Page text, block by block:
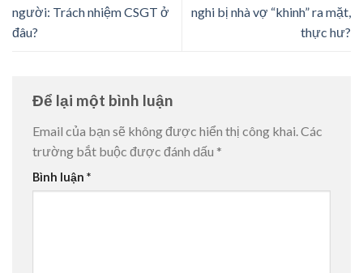
người: Trách nhiệm CSGT ở
đâu?
nghi bị nhà vợ “khinh” ra mặt,
thực hư?
Để lại một bình luận
Email của bạn sẽ không được hiển thị công khai. Các
trường bắt buộc được đánh dấu *
Bình luận *